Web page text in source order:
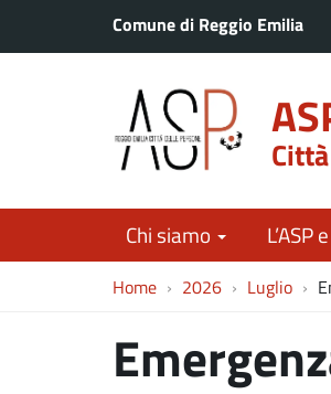
Comune di Reggio Emilia
Chi siamo L’ASP
Home 2026 Luglio